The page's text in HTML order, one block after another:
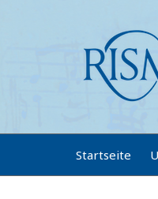
Startseite